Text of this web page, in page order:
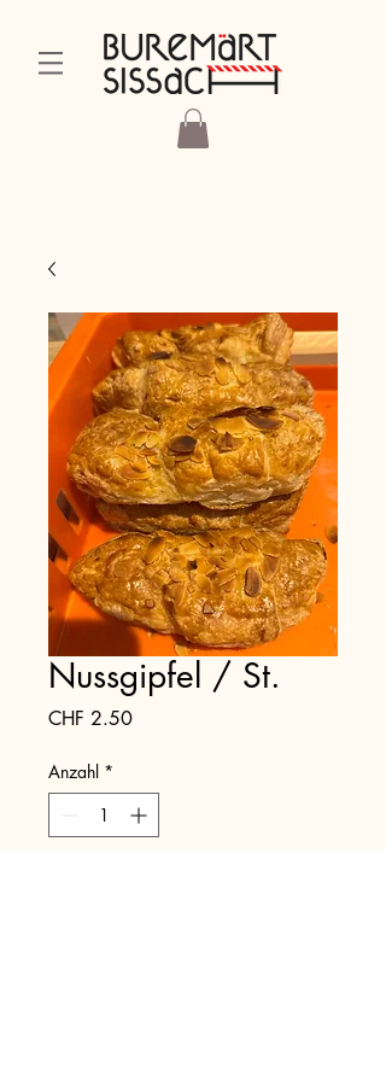
Nussgipfel / St.
CHF 2.50Preis
Anzahl *